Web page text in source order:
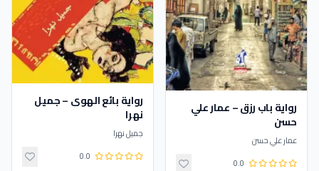
رواية باب رزق – عمار علي
حسن
عمار علي حسن
0.0
رواية بائع الهوى – جميل
نهرا
جميل نهرا
0.0